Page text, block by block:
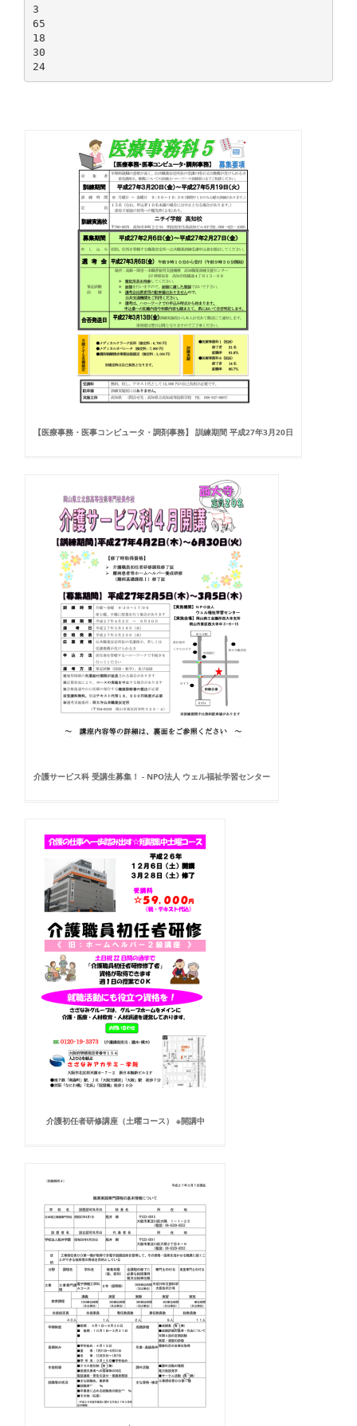
3
65
18
30
24
【医療事務・医事コンピュータ・調剤事務】 訓練期間 平成27年3月20日
介護サービス科 受講生募集！ - NPO法人 ウェル福祉学習センター
介護初任者研修講座（土曜コース） ※開講中